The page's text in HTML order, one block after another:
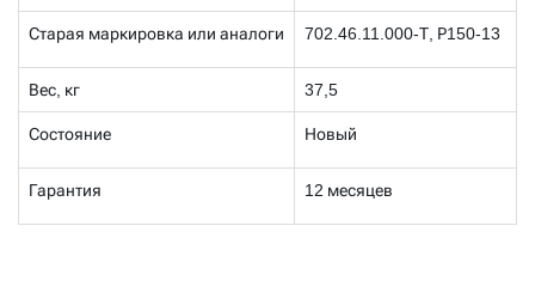
Старая маркировка или аналоги 702.46.11.000-Т, Р150-13
Вес, кг 37,5
Состояние Новый
Гарантия 12 месяцев